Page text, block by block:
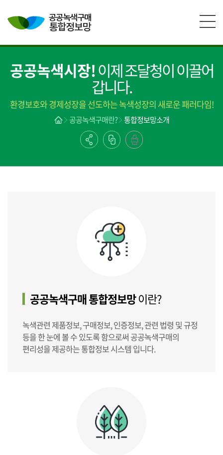
공공녹색시장!이제 조달청이 이끌어
갑니다.
환경보호와 경제성장을 선도하는 녹색성장의 새로운 패러다임!
공공녹색구매란? 통합정보망소개
공공녹색구매 통합정보망이란?
녹색관련 제품정보, 구매정보, 인증정보, 관련 법령 및 규정
등을 한 눈에 볼 수 있도록 함으로써 공공녹색구매의
편리성을 제공하는 통합정보 시스템 입니다.